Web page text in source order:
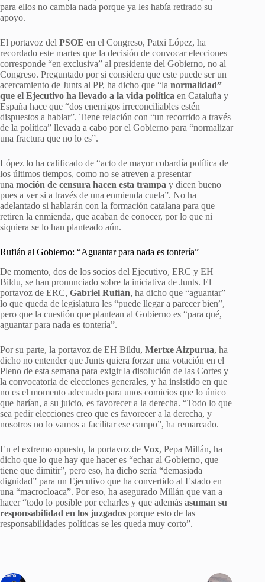
para ellos no cambia nada porque ya les había retirado su
apoyo.
El portavoz del PSOE en el Congreso, Patxi López, ha
recordado este martes que la decisión de convocar elecciones
corresponde “en exclusiva” al presidente del Gobierno, no al
Congreso. Preguntado por si considera que este puede ser un
acercamiento de Junts al PP, ha dicho que “la normalidad”
que el Ejecutivo ha llevado a la vida política en Cataluña y
España hace que “dos enemigos irreconciliables estén
dispuestos a hablar”. Tiene relación con “un recorrido a través
de la política” llevada a cabo por el Gobierno para “normalizar
una fractura que no lo es”.
López lo ha calificado de “acto de mayor cobardía política de
los últimos tiempos, como no se atreven a presentar
una moción de censura hacen esta trampa y dicen bueno
pues a ver si a través de una enmienda cuela”. No ha
adelantado si hablarán con la formación catalana para que
retiren la enmienda, que acaban de conocer, por lo que ni
siquiera se lo han planteado aún.
Rufián al Gobierno: “Aguantar para nada es tontería”
De momento, dos de los socios del Ejecutivo, ERC y EH
Bildu, se han pronunciado sobre la iniciativa de Junts. El
portavoz de ERC, Gabriel Rufián, ha dicho que “aguantar”
lo que queda de legislatura les “puede llegar a parecer bien”,
pero que la cuestión que plantean al Gobierno es “para qué,
aguantar para nada es tontería”.
Por su parte, la portavoz de EH Bildu, Mertxe Aizpurua, ha
dicho no entender que Junts quiera forzar una votación en el
Pleno de esta semana para exigir la disolución de las Cortes y
la convocatoria de elecciones generales, y ha insistido en que
no es el momento adecuado para unos comicios que lo único
que harían, a su juicio, es favorecer a la derecha. “Todo lo que
sea pedir elecciones creo que es favorecer a la derecha, y
nosotros no lo vamos a facilitar ese campo”, ha remarcado.
En el extremo opuesto, la portavoz de Vox, Pepa Millán, ha
dicho que lo que hay que hacer es “echar al Gobierno, que
tiene que dimitir”, pero eso, ha dicho sería “demasiada
dignidad” para un Ejecutivo que ha convertido al Estado en
una “macrocloaca”. Por eso, ha asegurado Millán que van a
hacer “todo lo posible por echarles y que además asuman su
responsabilidad en los juzgados porque esto de las
responsabilidades políticas se les queda muy corto”.